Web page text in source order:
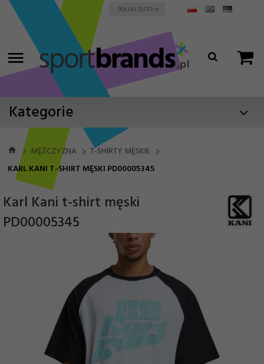
currency_h
POLSKI ZŁOTY
Kategorie
MĘŻCZYZNA
T-SHIRTY MĘSKIE
KARL KANI T-SHIRT MĘSKI PD00005345
Karl Kani t-shirt męski
PD00005345